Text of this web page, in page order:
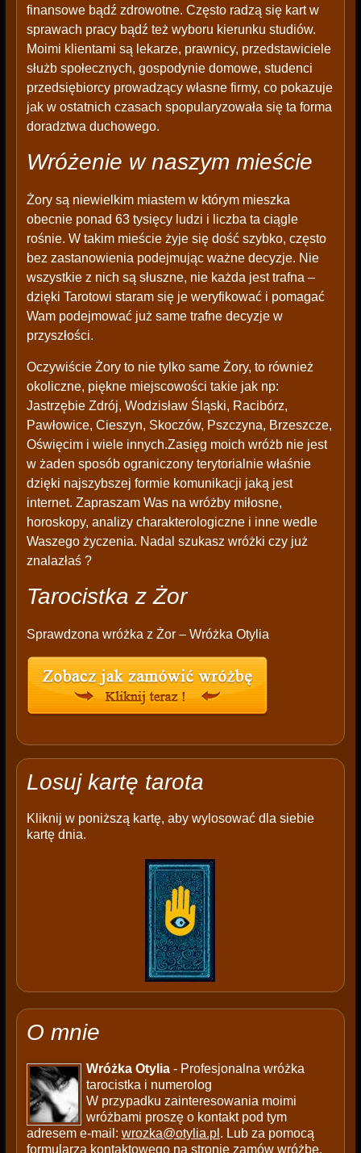
finansowe bądź zdrowotne. Często radzą się kart w
sprawach pracy bądź też wyboru kierunku studiów.
Moimi klientami są lekarze, prawnicy, przedstawiciele
służb społecznych, gospodynie domowe, studenci
przedsiębiorcy prowadzący własne firmy, co pokazuje
jak w ostatnich czasach spopularyzowała się ta forma
doradztwa duchowego.
Wróżenie w naszym mieście
Żory są niewielkim miastem w którym mieszka
obecnie ponad 63 tysięcy ludzi i liczba ta ciągle
rośnie. W takim mieście żyje się dość szybko, często
bez zastanowienia podejmując ważne decyzje. Nie
wszystkie z nich są słuszne, nie każda jest trafna –
dzięki Tarotowi staram się je weryfikować i pomagać
Wam podejmować już same trafne decyzje w
przyszłości.
Oczywiście Żory to nie tylko same Żory, to również
okoliczne, piękne miejscowości takie jak np:
Jastrzębie Zdrój, Wodzisław Śląski, Racibórz,
Pawłowice, Cieszyn, Skoczów, Pszczyna, Brzeszcze,
Oświęcim i wiele innych.Zasięg moich wróżb nie jest
w żaden sposób ograniczony terytorialnie właśnie
dzięki najszybszej formie komunikacji jaką jest
internet. Zapraszam Was na wróżby miłosne,
horoskopy, analizy charakterologiczne i inne wedle
Waszego życzenia. Nadal szukasz wróżki czy już
znalazłaś ?
Tarocistka z Żor
Sprawdzona wróżka z Żor – Wróżka Otylia
Losuj kartę tarota
Kliknij w poniższą kartę, aby wylosować dla siebie
kartę dnia.
O mnie
Wróżka Otylia- Profesjonalna wróżka
tarocistka i numerolog
W przypadku zainteresowania moimi
wróżbami proszę o kontakt pod tym
adresem e-mail: wrozka@otylia.pl . Lub za pomocą
formularza kontaktowego na stronie zamów wróżbę.